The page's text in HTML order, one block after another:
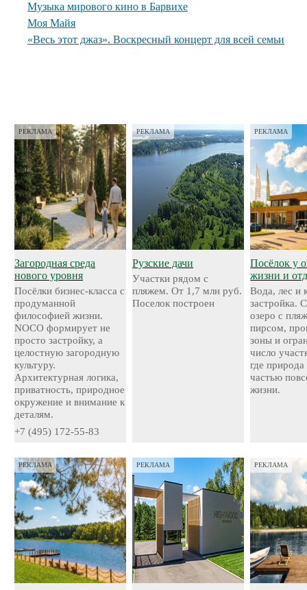
Музыка мирового кино в Барвихе
Моя Майя
«Весь этот джаз». Воскресный концерт для всей семьи
РЕКЛАМА
Загородная среда
нового уровня
Посёлки бизнес-класса с
продуманной
философией жизни.
NOCO формирует не
просто застройку, а
целостную загородную
культуру.
Архитектурная логика,
приватность, природное
окружение и внимание к
деталям.
+7 (495) 172-55-83
РЕКЛАМА
Рузские дачи
Участки рядом с
пляжем. От 1,7 млн руб.
Поселок построен
РЕКЛАМА
Посёлок у
жизни и
Вода, лес и
застройка.
озеро с
пирсом,
зоны и
число
где природа
частью
жизни.
РЕКЛАМА РЕКЛАМА РЕКЛАМА